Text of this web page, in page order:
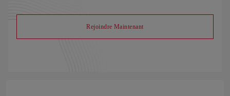
Rejoindre Maintenant